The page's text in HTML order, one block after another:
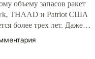
объему запасов ракет
THAAD и Patriot США
более трех лет. Даже
война с Ираном
американские